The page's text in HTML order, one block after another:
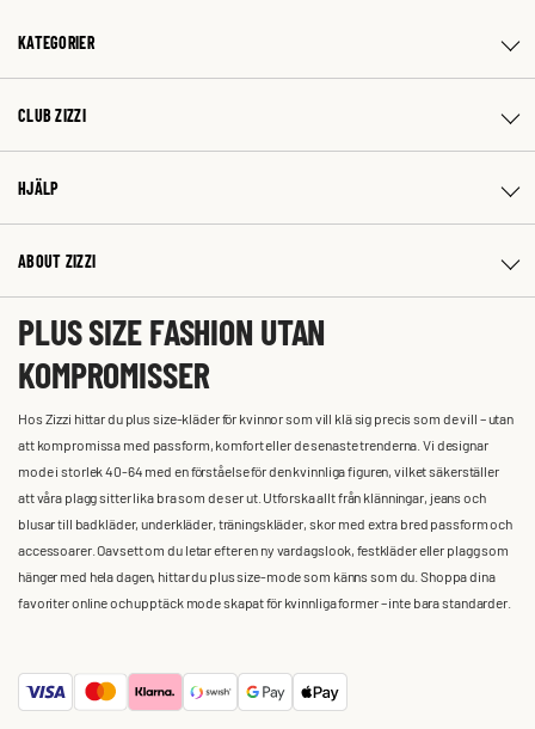
KATEGORIER
CLUB ZIZZI
HJÄLP
ABOUT ZIZZI
PLUS SIZE FASHION UTAN
KOMPROMISSER
Hos Zizzi hittar du plus size-kläder för kvinnor som vill klä sig precis som de vill – utan
att kompromissa med passform, komfort eller de senaste trenderna. Vi designar
mode i storlek 40-64 med en förståelse för den kvinnliga figuren, vilket säkerställer
att våra plagg sitter lika bra som de ser ut. Utforska allt från klänningar, jeans och
blusar till badkläder, underkläder, träningskläder, skor med extra bred passform och
accessoarer. Oavsett om du letar efter en ny vardagslook, festkläder eller plagg som
hänger med hela dagen, hittar du plus size-mode som känns som du. Shoppa dina
favoriter online och upptäck mode skapat för kvinnliga former – inte bara standarder.